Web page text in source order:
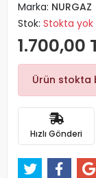
Marka: NURGAZ
Stok: Stokta yok
1.700,00
Ürün stokta
Hızlı Gönderi